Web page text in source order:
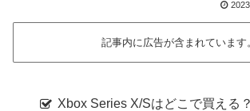
記事内に広告が含まれています。
Xbox Series X/Sはどこで買える？